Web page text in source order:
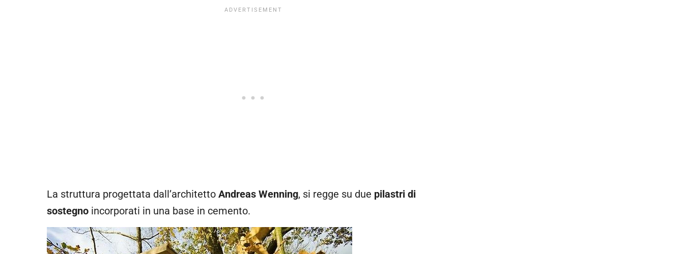
La struttura progettata dall’architetto Andreas Wenning, si regge su due pilastri di
sostegno incorporati in una base in cemento.